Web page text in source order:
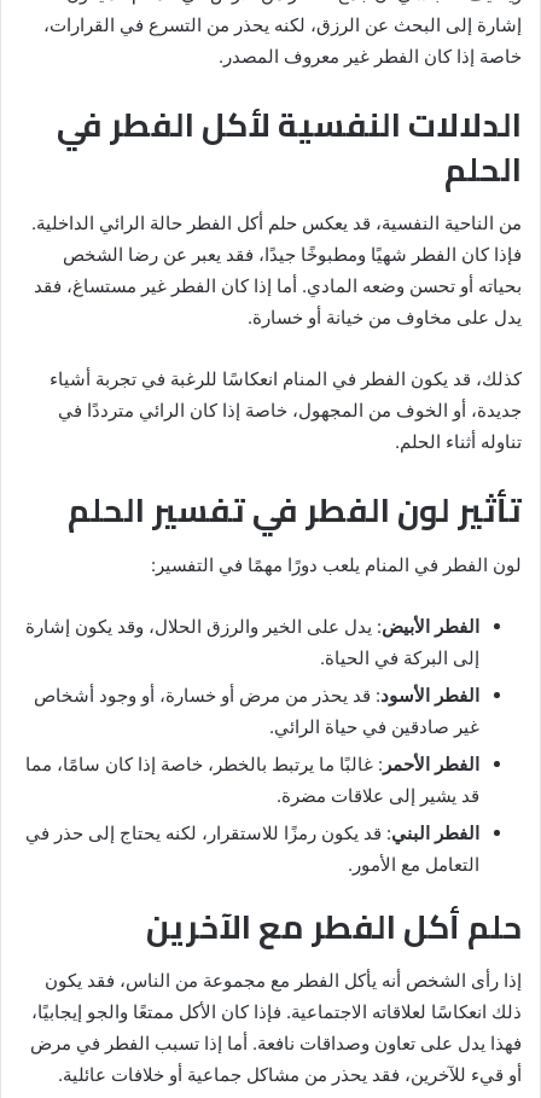
إشارة إلى البحث عن الرزق، لكنه يحذر من التسرع في القرارات،
خاصة إذا كان الفطر غير معروف المصدر.
الدلالات النفسية لأكل الفطر في
الحلم
من الناحية النفسية، قد يعكس حلم أكل الفطر حالة الرائي الداخلية.
فإذا كان الفطر شهيًا ومطبوخًا جيدًا، فقد يعبر عن رضا الشخص
بحياته أو تحسن وضعه المادي. أما إذا كان الفطر غير مستساغ، فقد
يدل على مخاوف من خيانة أو خسارة.
كذلك، قد يكون الفطر في المنام انعكاسًا للرغبة في تجربة أشياء
جديدة، أو الخوف من المجهول، خاصة إذا كان الرائي مترددًا في
تناوله أثناء الحلم.
تأثير لون الفطر في تفسير الحلم
لون الفطر في المنام يلعب دورًا مهمًا في التفسير:
الفطر الأبيض: يدل على الخير والرزق الحلال، وقد يكون إشارة
إلى البركة في الحياة.
الفطر الأسود: قد يحذر من مرض أو خسارة، أو وجود أشخاص
غير صادقين في حياة الرائي.
الفطر الأحمر : غالبًا ما يرتبط بالخطر، خاصة إذا كان سامًا، مما
قد يشير إلى علاقات مضرة.
الفطر البني: قد يكون رمزًا للاستقرار، لكنه يحتاج إلى حذر في
التعامل مع الأمور.
حلم أكل الفطر مع الآخرين
إذا رأى الشخص أنه يأكل الفطر مع مجموعة من الناس، فقد يكون
ذلك انعكاسًا لعلاقاته الاجتماعية. فإذا كان الأكل ممتعًا والجو إيجابيًا،
فهذا يدل على تعاون وصداقات نافعة. أما إذا تسبب الفطر في مرض
أو قيء للآخرين، فقد يحذر من مشاكل جماعية أو خلافات عائلية.